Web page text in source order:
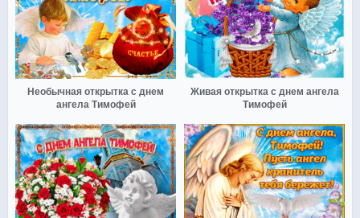
изображения подчеркнут внимание и сделают день
особенным.
Необычная открытка с днем
ангела Тимофей
Живая открытка с днем ангела
Тимофей